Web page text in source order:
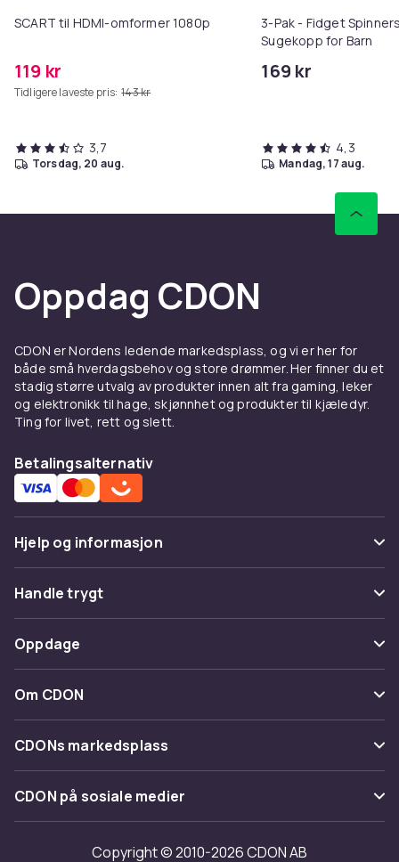
SCART til HDMI-omformer 1080p
119 kr
Tidligere laveste pris: 143 kr
3,7
torsdag, 20 aug.
3-Pak - Fidget
Sugekopp for Barn
169 kr
4,3
mandag, 17 aug.
Oppdag CDON
CDON er Nordens ledende markedsplass, og vi er her for
både små hverdagsbehov og store drømmer. Her finner du et
stadig større utvalg av produkter innen alt fra gaming, leker
og elektronikk til hage, skjønnhet og produkter til kjæledyr.
Ting for livet, rett og slett.
Betalingsalternativ
Hjelp og informasjon
Vanlige spørsmål
Spor pakke
Angre & returner her
Kontakt oss
Handle trygt
Betaling
Levering
Tilbakekallinger
Oppdage
Kategorier
Varemerker
Om CDON
Om oss
Kundeanmeldelser
Jobbe på CDON
Investor relations
CDONs markedsplass
Merchant Help Center
CDON på sosiale medier
Copyright © 2010-2026 CDON AB